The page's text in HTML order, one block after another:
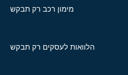
מימון רכב רק תבקש
הלוואות לעסקים רק תבקש